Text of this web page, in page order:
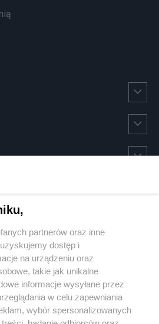
partnerów oraz inne
dostęp i
na urządzeniu oraz
takie jak unikalne
informacje wysyłane przez
w celu zapewniania
wybór spersonalizowanych